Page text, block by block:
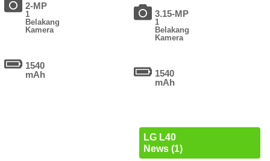
2-MP
1
Belakang
Kamera
1540
mAh
3.15-MP
1
Belakang
Kamera
1540
mAh
LG L40
News (1)